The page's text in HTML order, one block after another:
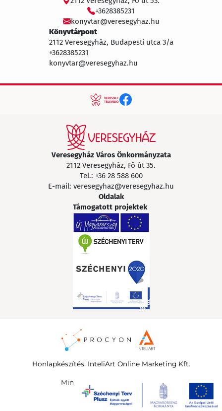
+3628385231
konyvtar@veresegyhaz.hu
Könyvtárpont
2112 Veresegyház, Budapesti utca 3/a
+3628385231
konyvtar@veresegyhaz.hu
Veresegyház Város Önkormányzata
2112 Veresegyház, Fő út 35.
Tel.: +36 28 588 600
E-mail: veresegyhaz@veresegyhaz.hu
Oldalak
Támogatott projektek
Honlapkészítés: InteliArt Online Marketing Kft.
Minden jog fenntartva 2026